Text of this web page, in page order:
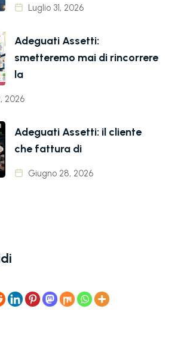
Luglio 31, 2026
Adeguati Assetti:
smetteremo mai di rincorrere
la
2026
Adeguati Assetti: il cliente
che fattura di
Giugno 28, 2026